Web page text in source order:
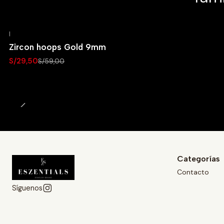
|
Zircon hoops Gold 9mm
S/29,50S/59,00
Síguenos
Categorías
Contacto